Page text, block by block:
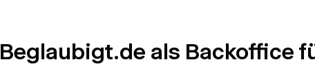
Beglaubigt.de als Backoffice